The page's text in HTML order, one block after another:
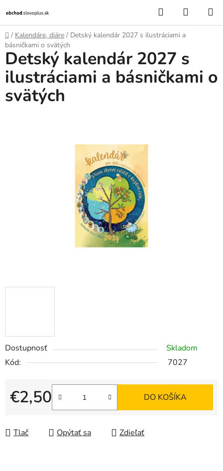
na
obsah
Hľadať
KOŠÍK
Domov
/ Kalendáre, diáre / Detský kalendár 2027 s ilustráciami a
básničkami o svätých
Dostupnosť
Skladom
Kód:
7027
€2,50
Jednotková cena:
DO KOŠÍKA
Tlač Opýtať sa Zdieľať
Detský kalendár 2027 s
ilustráciami a básničkami o
svätých